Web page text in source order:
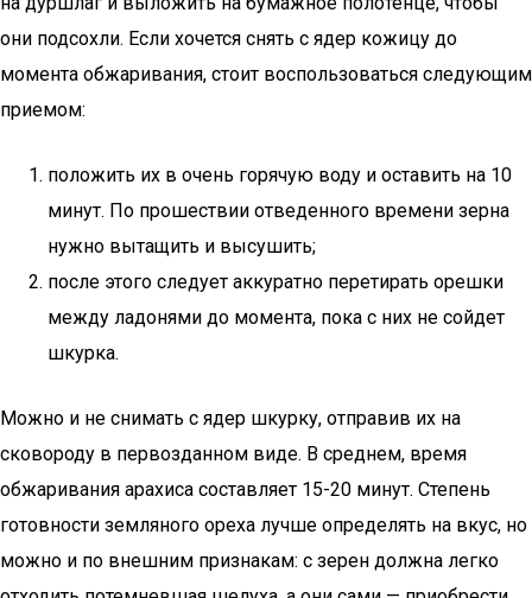
они подсохли. Если хочется снять с ядер кожицу до
момента обжаривания, стоит воспользоваться следующим
приемом:
положить их в очень горячую воду и оставить на 10
минут. По прошествии отведенного времени зерна
нужно вытащить и высушить;
после этого следует аккуратно перетирать орешки
между ладонями до момента, пока с них не сойдет
шкурка.
Можно и не снимать с ядер шкурку, отправив их на
сковороду в первозданном виде. В среднем, время
обжаривания арахиса составляет 15-20 минут. Степень
готовности земляного ореха лучше определять на вкус, но
можно и по внешним признакам: с зерен должна легко